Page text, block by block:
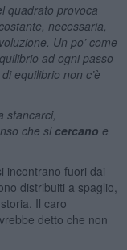
quadrato provoca
necessaria,
Un po’ come
ad ogni passo
equilibrio non c’è
stancarci,
che sicercano e
incontrano fuori dai
distribuiti a spaglio,
Il caro
detto che non